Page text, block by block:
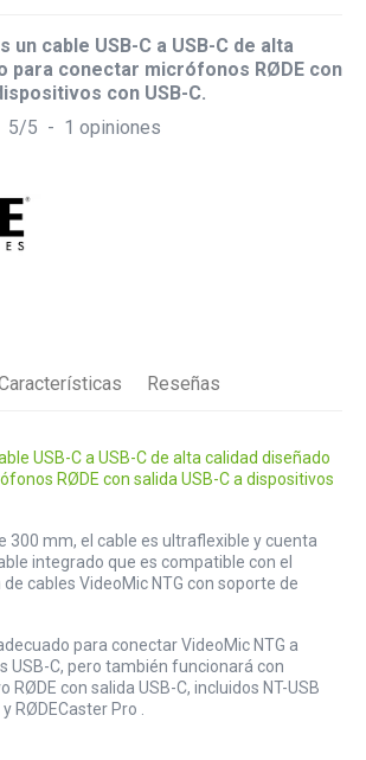
un cable USB-C a USB-C de alta
para conectar micrófonos RØDE con
con USB-C.
5/5 - 1 opiniones
Reseñas
USB-C a USB-C de alta calidad diseñado
RØDE con salida USB-C a dispositivos
300 mm, el cable es ultraflexible y cuenta
integrado que es compatible con el
cables VideoMic NTG con soporte de
para conectar VideoMic NTG a
USB-C, pero también funcionará con
RØDE con salida USB-C, incluidos NT-USB
RØDECaster Pro .